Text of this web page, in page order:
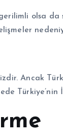
olsa
Ancak